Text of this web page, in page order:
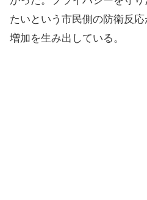
たいという市民側の防衛反
増加を生み出している。